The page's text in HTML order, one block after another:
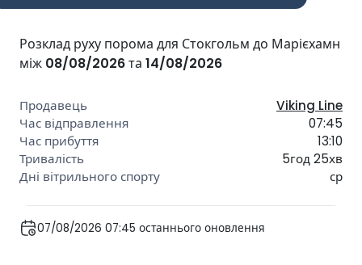
Розклад руху порома для Стокгольм до Марієхамн
між 08/08/2026та 14/08/2026
Viking Line
07:45
13:10
5год 25хв
ср
07/08/2026 07:45 останнього оновлення